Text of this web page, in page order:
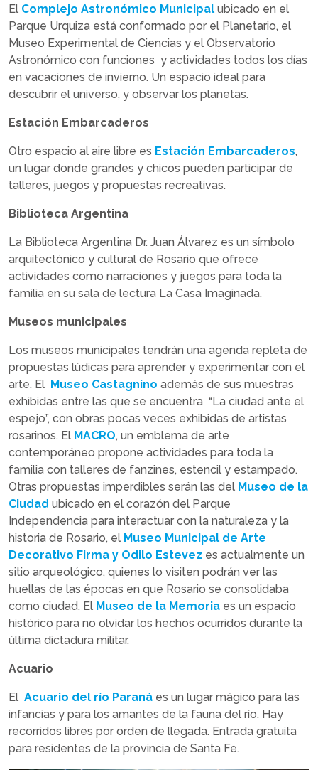
El Complejo Astronómico Municipal ubicado en el
Parque Urquiza está conformado por el Planetario, el
Museo Experimental de Ciencias y el Observatorio
Astronómico con funciones y actividades todos los días
en vacaciones de invierno. Un espacio ideal para
descubrir el universo, y observar los planetas.
Estación Embarcaderos
Otro espacio al aire libre es Estación Embarcaderos,
un lugar donde grandes y chicos pueden participar de
talleres, juegos y propuestas recreativas.
Biblioteca Argentina
La Biblioteca Argentina Dr. Juan Álvarez es un símbolo
arquitectónico y cultural de Rosario que ofrece
actividades como narraciones y juegos para toda la
familia en su sala de lectura La Casa Imaginada.
Museos municipales
Los museos municipales tendrán una agenda repleta de
propuestas lúdicas para aprender y experimentar con el
arte. El Museo Castagnino además de sus muestras
exhibidas entre las que se encuentra “La ciudad ante el
espejo”, con obras pocas veces exhibidas de artistas
rosarinos. El MACRO, un emblema de arte
contemporáneo propone actividades para toda la
familia con talleres de fanzines, estencil y estampado.
Otras propuestas imperdibles serán las del Museo de la
Ciudad ubicado en el corazón del Parque
Independencia para interactuar con la naturaleza y la
historia de Rosario, el Museo Municipal de Arte
Decorativo Firma y Odilo Estevez es actualmente un
sitio arqueológico, quienes lo visiten podrán ver las
huellas de las épocas en que Rosario se consolidaba
como ciudad. El Museo de la Memoria es un espacio
histórico para no olvidar los hechos ocurridos durante la
última dictadura militar.
Acuario
El Acuario del río Paraná es un lugar mágico para las
infancias y para los amantes de la fauna del río. Hay
recorridos libres por orden de llegada. Entrada gratuita
para residentes de la provincia de Santa Fe.